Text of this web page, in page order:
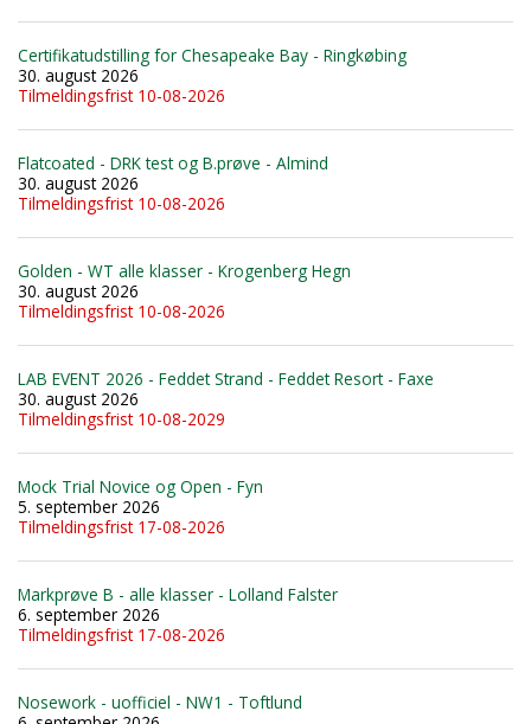
Certifikatudstilling for Chesapeake Bay - Ringkøbing
30. august 2026
Tilmeldingsfrist 10-08-2026
Flatcoated - DRK test og B.prøve - Almind
30. august 2026
Tilmeldingsfrist 10-08-2026
Golden - WT alle klasser - Krogenberg Hegn
30. august 2026
Tilmeldingsfrist 10-08-2026
LAB EVENT 2026 - Feddet Strand - Feddet Resort - Faxe
30. august 2026
Tilmeldingsfrist 10-08-2029
Mock Trial Novice og Open - Fyn
5. september 2026
Tilmeldingsfrist 17-08-2026
Markprøve B - alle klasser - Lolland Falster
6. september 2026
Tilmeldingsfrist 17-08-2026
Nosework - uofficiel - NW1 - Toftlund